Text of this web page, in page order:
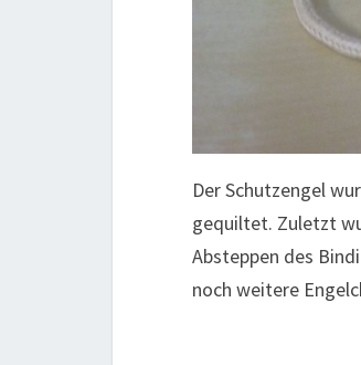
Der Schutzengel
gequiltet. Zuletzt
Absteppen des
noch weitere